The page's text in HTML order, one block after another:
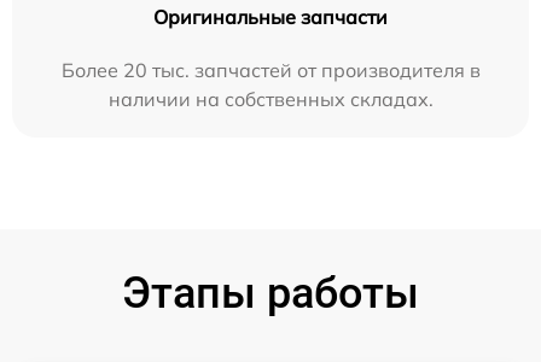
Оригинальные запчасти
Более 20 тыс. запчастей от производителя в
наличии на собственных складах.
Этапы работы